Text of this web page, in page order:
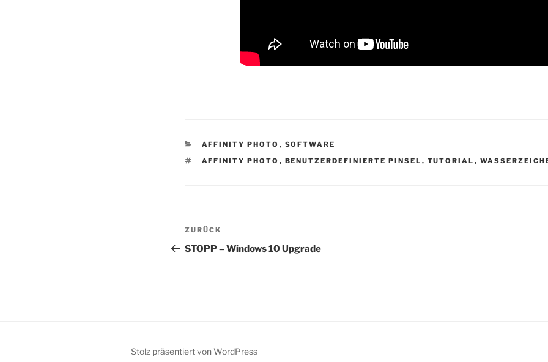
KATEGORIEN
AFFINITY PHOTO , SOFTWARE
SCHLAGWÖRTER
AFFINITY PHOTO , BENUTZERDEFINIERTE PINSEL , TUTORIAL ,
Beitragsnavigation
Vorheriger
Beitrag
ZURÜCK
STOPP – Windows 10 Upgrade
Stolz präsentiert von WordPress